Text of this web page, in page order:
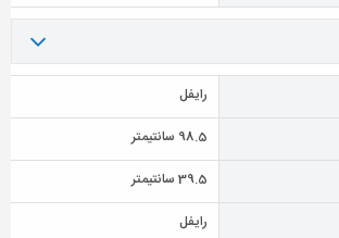
رایفل
98.5 سانتیمتر
39.5 سانتیمتر
رایفل